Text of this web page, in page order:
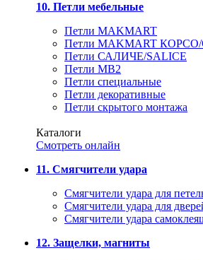
10. Петли мебельные
Петли MAKMART
Петли MAKMART КОРСО/
Петли САЛИЧЕ/SALICE
Петли MB2
Петли специальные
Петли декоративные
Петли скрытого монтажа
Каталоги
Смотреть онлайн
11. Смягчители удара
Смягчители удара для
Смягчители удара для
Cмягчители удара
12. Защелки, магниты